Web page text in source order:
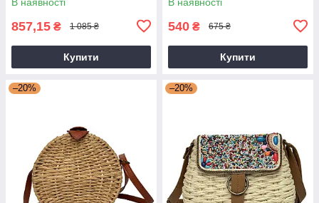
857,15 ₴ 1 085 ₴
Купити
540 ₴ 675 ₴
Купити
–20% –20%